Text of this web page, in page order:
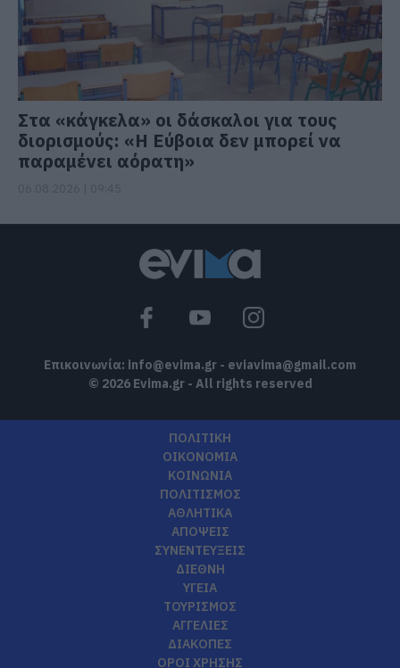
Στα «κάγκελα» οι δάσκαλοι για τους
διορισμούς: «Η Εύβοια δεν μπορεί να
παραμένει αόρατη»
Επικοινωνία: info@evima.gr - eviavima@gmail.com
© 2026 Evima.gr - All rights reserved
ΠΟΛΙΤΙΚΗ
ΟΙΚΟΝΟΜΙΑ
ΚΟΙΝΩΝΙΑ
ΠΟΛΙΤΙΣΜΟΣ
ΑΘΛΗΤΙΚΑ
ΑΠΟΨΕΙΣ
ΣΥΝΕΝΤΕΥΞΕΙΣ
ΔΙΕΘΝΗ
ΥΓΕΙΑ
ΤΟΥΡΙΣΜΟΣ
ΑΓΓΕΛΙΕΣ
ΔΙΑΚΟΠΕΣ
ΟΡΟΙ ΧΡΗΣΗΣ